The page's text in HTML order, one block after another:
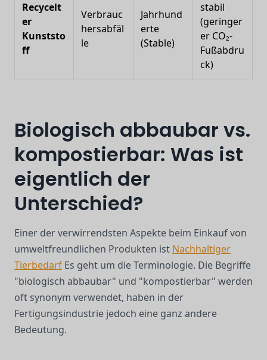
Recycelt
er
Kunststo
ff
Verbrauc
hersabfäl
le
Jahrhund
erte
(Stable)
stabil
(geringer
er CO₂-
Fußabdru
ck)
Biologisch abbaubar vs.
kompostierbar: Was ist
eigentlich der
Unterschied?
Einer der verwirrendsten Aspekte beim Einkauf von
umweltfreundlichen Produkten ist Nachhaltiger
Tierbedarf Es geht um die Terminologie. Die Begriffe
"biologisch abbaubar" und "kompostierbar" werden
oft synonym verwendet, haben in der
Fertigungsindustrie jedoch eine ganz andere
Bedeutung.